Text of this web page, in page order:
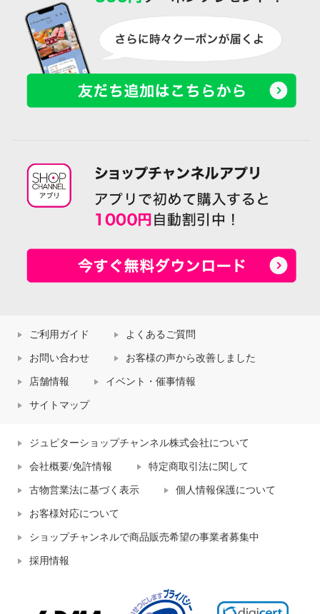
ご利用ガイド よくあるご質問
お問い合わせ お客様の声から改善しました
店舗情報 イベント・催事情報
サイトマップ
ジュピターショップチャンネル株式会社について
会社概要/免許情報 特定商取引法に関して
古物営業法に基づく表示 個人情報保護について
お客様対応について
ショップチャンネルで商品販売希望の事業者募集中
採用情報